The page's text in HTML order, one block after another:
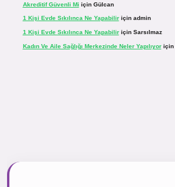
Akreditif Güvenli Mi için Gülcan
1 Kişi Evde Sıkılınca Ne Yapabiliriçin admin
1 Kişi Evde Sıkılınca Ne Yapabiliriçin Sarsılmaz
Kadın Ve Aile Sağlığı Merkezinde Neler Yapılıyoriçin